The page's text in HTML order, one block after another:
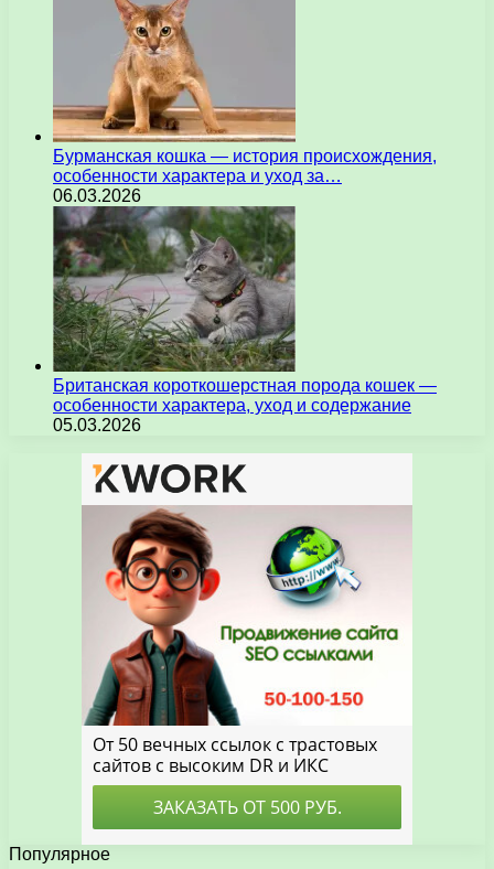
Бурманская кошка — история происхождения,
особенности характера и уход за…
06.03.2026
Британская короткошерстная порода кошек —
особенности характера, уход и содержание
05.03.2026
Популярное